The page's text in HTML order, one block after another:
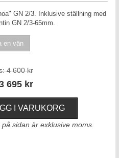
GN 2/3. Inklusive ställning med
GN 2/3-65mm.
4 600 kr
695 kr
sidan är exklusive moms.